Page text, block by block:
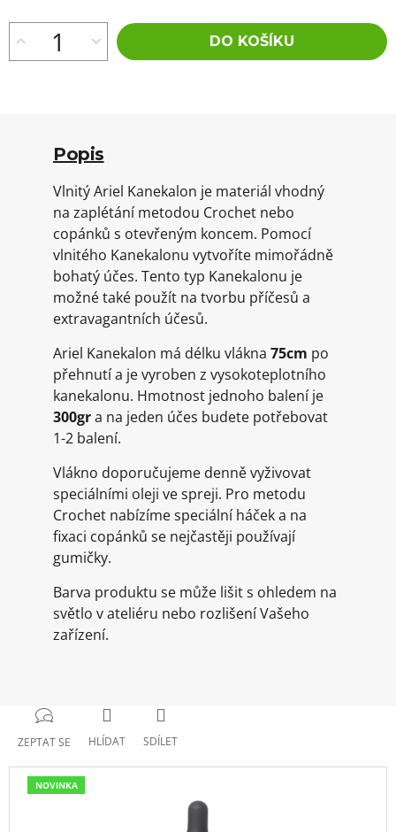
DO KOŠÍKU
Popis
Vlnitý Ariel Kanekalon je materiál vhodný
na zaplétání metodou Crochet nebo
copánků s otevřeným koncem. Pomocí
vlnitého Kanekalonu vytvoříte mimořádně
bohatý účes. Tento typ Kanekalonu je
možné také použít na tvorbu příčesů a
extravagantních účesů.
Ariel Kanekalon má délku vlákna 75cm po
přehnutí a je vyroben z vysokoteplotního
kanekalonu. Hmotnost jednoho balení je
300gra na jeden účes budete potřebovat
1-2 balení.
Vlákno doporučujeme denně vyživovat
speciálními oleji ve spreji. Pro metodu
Crochet nabízíme speciální háček a na
fixaci copánků se nejčastěji používají
gumičky.
Barva produktu se může lišit s ohledem na
světlo v ateliéru nebo rozlišení Vašeho
zařízení.
ZEPTAT SE HLÍDAT SDÍLET
NOVINKA